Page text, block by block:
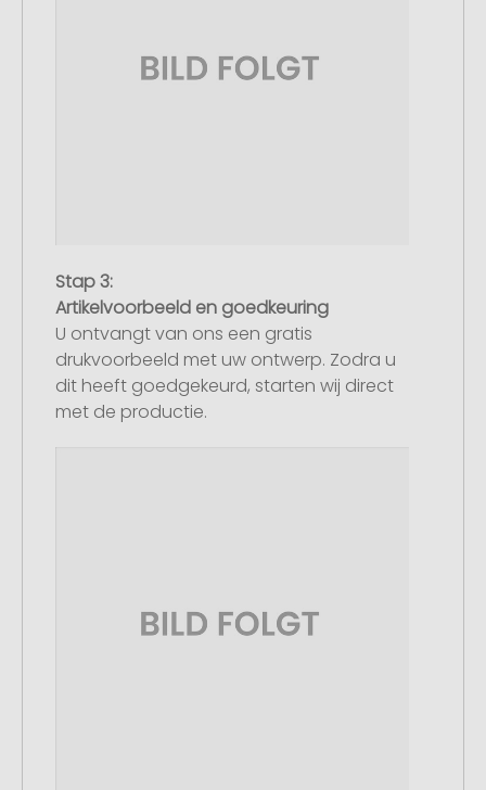
Stap 3:
Artikelvoorbeeld en goedkeuring
U ontvangt van ons een gratis
drukvoorbeeld met uw ontwerp. Zodra u
dit heeft goedgekeurd, starten wij direct
met de productie.